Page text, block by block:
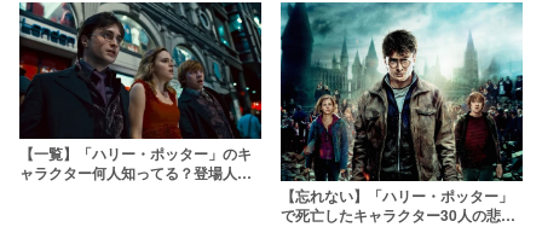
識も解説
【一覧】「ハリー・ポッター」のキ
ャラクター何人知ってる？登場人物
【忘れない】「ハリー・ポッター」
で死亡したキャラクター30人の悲し